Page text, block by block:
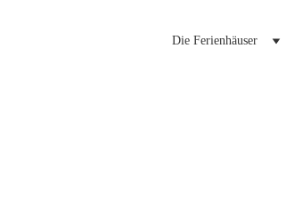
Die Ferienhäuser